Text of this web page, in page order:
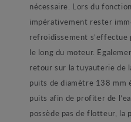
nécessaire. Lors du
impérativement rester
refroidissement s’effectue
le long du moteur.
retour sur la tuyauterie de
puits de diamètre 138
puits afin de profiter de
possède pas de flotteur, la